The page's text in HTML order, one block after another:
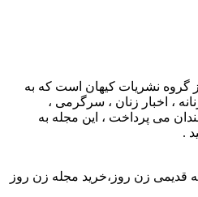
گروه نشریات کیهان است که به
، اخبار زنان ، سرگرمی ،
می پرداخت ، این مجله به
.
قدیمی زن روز،خرید مجله زن روز